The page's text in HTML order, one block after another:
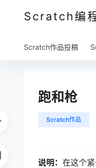
Scratch编
Scratch作品投稿
跑和枪
Scratch作品
说明： 在这个